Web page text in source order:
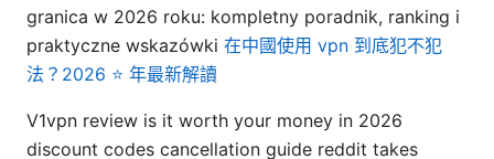
granica w 2026 roku: kompletny poradnik, ranking i
praktyczne wskazówki 在中國使用 vpn 到底犯不犯
法？2026 ⭐ 年最新解讀
V1vpn review is it worth your money in 2026
discount codes cancellation guide reddit takes